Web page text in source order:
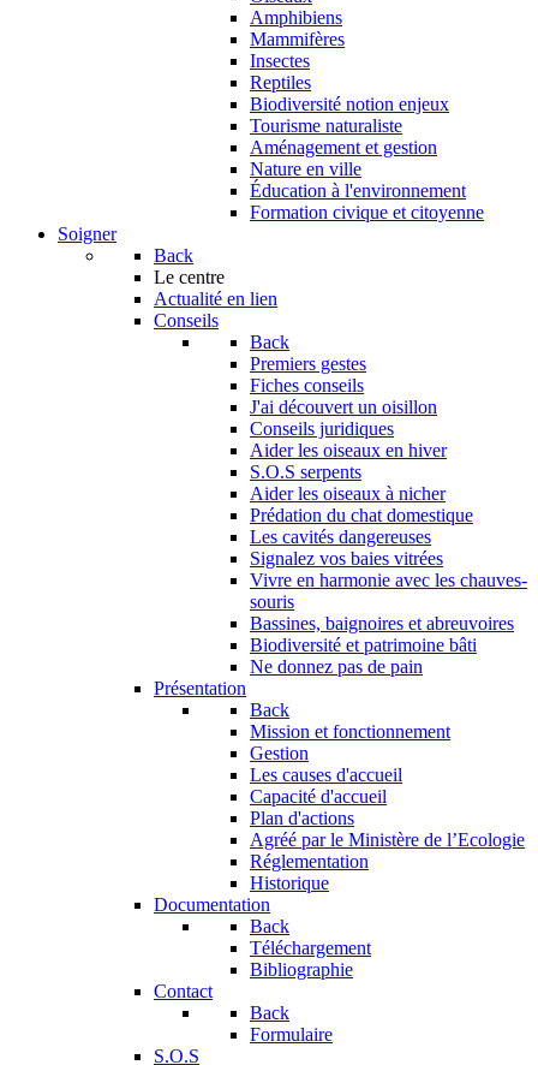
Amphibiens
Mammifères
Insectes
Reptiles
Biodiversité notion enjeux
Tourisme naturaliste
Aménagement et gestion
Nature en ville
Éducation à l'environnement
Formation civique et citoyenne
Soigner
Back
Le centre
Actualité en lien
Conseils
Back
Premiers gestes
Fiches conseils
J'ai découvert un oisillon
Conseils juridiques
Aider les oiseaux en hiver
S.O.S serpents
Aider les oiseaux à nicher
Prédation du chat domestique
Les cavités dangereuses
Signalez vos baies vitrées
Vivre en harmonie avec les chauves-
souris
Bassines, baignoires et abreuvoires
Biodiversité et patrimoine bâti
Ne donnez pas de pain
Présentation
Back
Mission et fonctionnement
Gestion
Les causes d'accueil
Capacité d'accueil
Plan d'actions
Agréé par le Ministère de l’Ecologie
Réglementation
Historique
Documentation
Back
Téléchargement
Bibliographie
Contact
Back
Formulaire
S.O.S